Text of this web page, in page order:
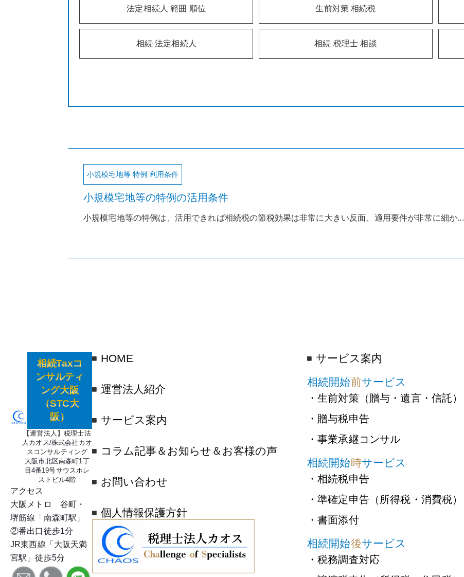
法定相続人 範囲 順位 生前対策 相続税
相続 法定相続人 相続 税理士 相談
小規模宅地等 特例 利用条件
小規模宅地等の特例の活用条件
小規模宅地等の特例は、活用できれば相続税の節税効果は非常に大きい反面、適用要件が非常に細か...
相続Taxコ
ンサルティ
ング大阪
（STC大
阪）
【運営法人】税理士法
人カオス/株式会社カオ
スコンサルティング
大阪市北区南森町1丁
目4番19号サウスホレ
ストビル4階
アクセス
大阪メトロ 谷町・
堺筋線「南森町駅」
②番出口徒歩1分
JR東西線「大阪天満
宮駅」徒歩5分
HOME
運営法人紹介
サービス案内
コラム記事＆お知らせ＆お客様の声
お問い合わせ
個人情報保護方針
サービス案内
相続開始前サービス
・生前対策（贈与・遺言・信託）
・贈与税申告
・事業承継コンサル
相続開始時サービス
・相続税申告
・準確定申告（所得税・消費税）
・書面添付
相続開始後サービス
・税務調査対応